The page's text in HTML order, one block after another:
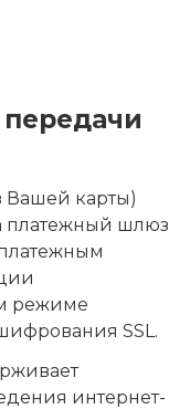
Вашей карты)
платежный шлюз
режиме
SSL.
интернет-